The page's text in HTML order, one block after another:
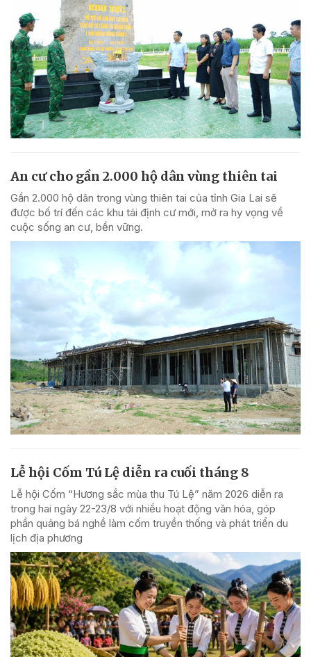
An cư cho gần 2.000 hộ dân vùng thiên tai
Gần 2.000 hộ dân trong vùng thiên tai của tỉnh Gia Lai sẽ
được bố trí đến các khu tái định cư mới, mở ra hy vọng về
cuộc sống an cư, bền vững.
Lễ hội Cốm Tú Lệ diễn ra cuối tháng 8
Lễ hội Cốm “Hương sắc mùa thu Tú Lệ” năm 2026 diễn ra
trong hai ngày 22-23/8 với nhiều hoạt động văn hóa, góp
phần quảng bá nghề làm cốm truyền thống và phát triển du
lịch địa phương